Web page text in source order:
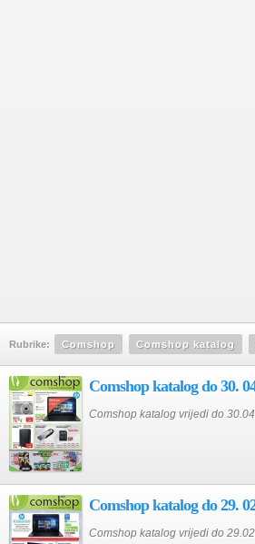
Rubrike: Comshop Comshop katalog
Comshop katalog do 30.
Comshop katalog vrijedi do
Comshop katalog do 29.
Comshop katalog vrijedi do